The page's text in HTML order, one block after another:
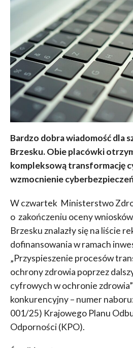
Bardzo dobra wiadomość dla
Brzesku. Obie placówki
kompleksową transformację
wzmocnienie
W czwartek Ministerstwo
o zakończeniu oceny
Brzesku znalazły się na liście
dofinansowania w ramach
„Przyspieszenie procesów
ochrony zdrowia poprzez
cyfrowych w ochronie
konkurencyjny – numer
001/25) Krajowego Planu
Odporności (KPO).